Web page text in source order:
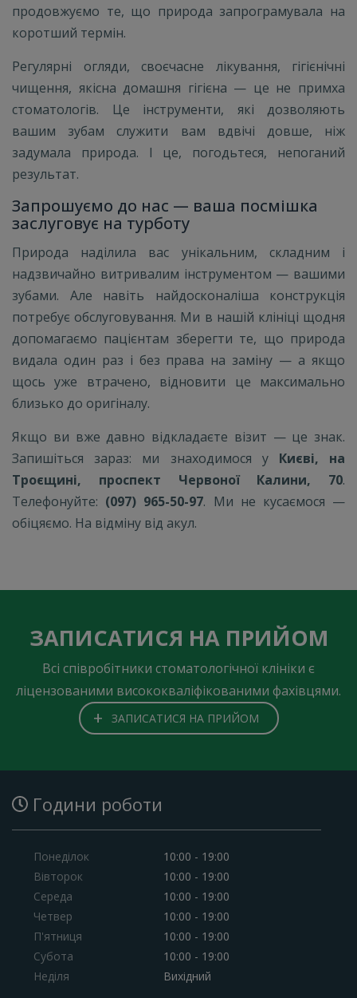
продовжуємо те, що природа запрограмувала на
коротший термін.
Регулярні огляди, своєчасне лікування, гігієнічні
чищення, якісна домашня гігієна — це не примха
стоматологів. Це інструменти, які дозволяють
вашим зубам служити вам вдвічі довше, ніж
задумала природа. І це, погодьтеся, непоганий
результат.
Запрошуємо до нас — ваша посмішка
заслуговує на турботу
Природа наділила вас унікальним, складним і
надзвичайно витривалим інструментом — вашими
зубами. Але навіть найдосконаліша конструкція
потребує обслуговування. Ми в нашій клініці щодня
допомагаємо пацієнтам зберегти те, що природа
видала один раз і без права на заміну — а якщо
щось уже втрачено, відновити це максимально
близько до оригіналу.
Якщо ви вже давно відкладаєте візит — це знак.
Запишіться зараз: ми знаходимося у Києві, на
Троєщині, проспект Червоної Калини, 70.
Телефонуйте: (097) 965-50-97. Ми не кусаємося —
обіцяємо. На відміну від акул.
ЗАПИСАТИСЯ НА ПРИЙОМ
Всі співробітники стоматологічної клініки є
ліцензованими висококваліфікованими фахівцями.
+ ЗАПИСАТИСЯ НА ПРИЙОМ
Години роботи
Понеділок
Вівторок
Середа
Четвер
П'ятниця
Субота
Неділя
10:00 - 19:00
10:00 - 19:00
10:00 - 19:00
10:00 - 19:00
10:00 - 19:00
10:00 - 19:00
Вихідний